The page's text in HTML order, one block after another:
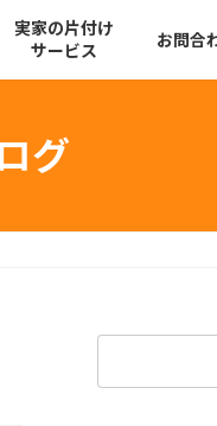
実家の片付け
サービス
お問合
グ